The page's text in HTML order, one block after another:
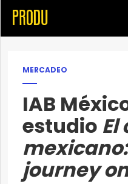
MERCADEO
IAB
estudio
journey